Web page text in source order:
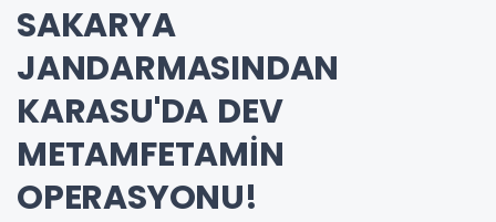
SAKARYA
JANDARMASINDAN
KARASU'DA DEV
METAMFETAMİN
OPERASYONU!